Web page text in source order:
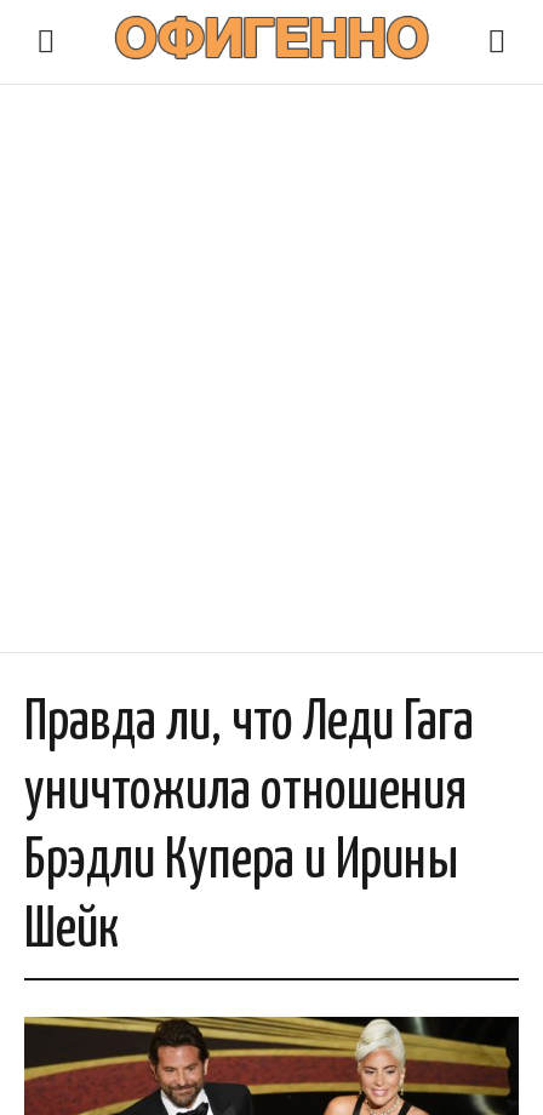
Правда ли, что Леди Гага
уничтожила отношения
Брэдли Купера и Ирины
Шейк